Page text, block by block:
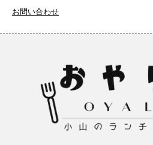
お問い合わせ